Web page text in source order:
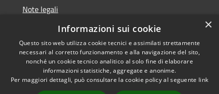
Note legali
Dichiarazione di accessibilità
Accessibilità
Copyright © 2026 • Comune di
Casale Cremasco-Vidolasco •
×
Informazioni sui cookie
Questo sito web utilizza cookie tecnici e assimilati strettamente
necessari al corretto funzionamento e alla navigazione del sito,
nonché un cookie tecnico analitico al solo fine di elaborare
informazioni statistiche, aggregate e anonime.
Per maggiori dettagli, può consultare la cookie policy al seguente link